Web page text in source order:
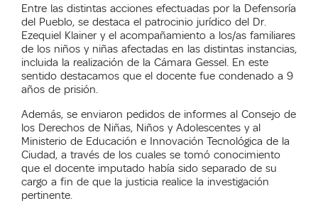
Entre las distintas acciones efectuadas por la Defensoría
del Pueblo, se destaca el patrocinio jurídico del Dr.
Ezequiel Klainer y el acompañamiento a los/as familiares
de los niños y niñas afectadas en las distintas instancias,
incluida la realización de la Cámara Gessel. En este
sentido destacamos que el docente fue condenado a 9
años de prisión.
Además, se enviaron pedidos de informes al Consejo de
los Derechos de Niñas, Niños y Adolescentes y al
Ministerio de Educación e Innovación Tecnológica de la
Ciudad, a través de los cuales se tomó conocimiento
que el docente imputado había sido separado de su
cargo a fin de que la justicia realice la investigación
pertinente.